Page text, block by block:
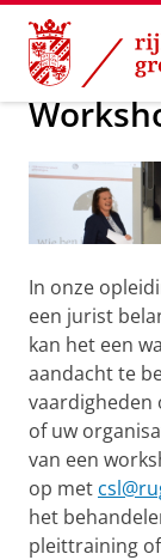
Skip
Content
Skip
Navigation
In onze
een jurist
kan het een
aandacht te
vaardigheden
of uw
van een
op met
het
pleittraining